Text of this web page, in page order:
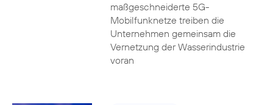
maßgeschneiderte 5G-
Mobilfunknetze treiben die
Unternehmen gemeinsam die
Vernetzung der Wasserindustrie
voran